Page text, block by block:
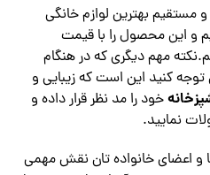
بهترین لوازم خانگی
و این محصول را با قیمت
مهم دیگری که در هنگام
توجه کنید این است که زیبایی و
خود را مد نظر قرار داده و
نمایید.
و اعضای خانواده تان نقش مهمی